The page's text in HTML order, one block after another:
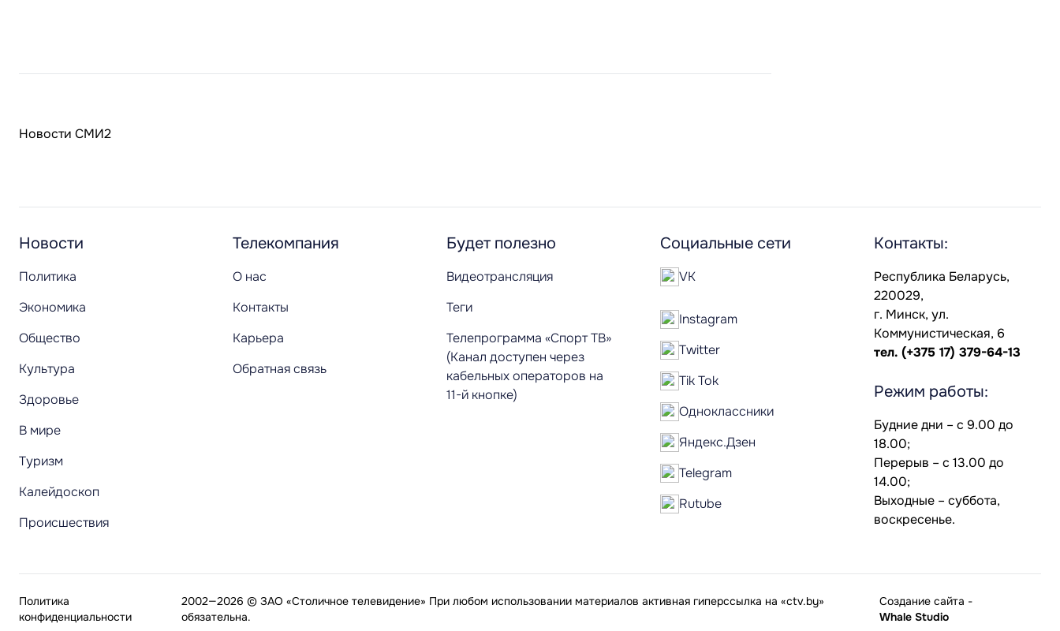
Новости СМИ2
Новости
Политика
Экономика
Общество
Культура
Здоровье
В мире
Туризм
Калейдоскоп
Происшествия
Телекомпания
О нас
Контакты
Карьера
Обратная связь
Будет полезно
Видеотрансляция
Теги
Телепрограмма «Спорт ТВ»
(Канал доступен через
кабельных операторов на
11-й кнопке)
Социальные сети
VK
Instagram
Twitter
Tik Tok
Одноклассники
Яндекс.Дзен
Telegram
Rutube
Контакты:
Республика Беларусь,
220029,
г. Минск, ул.
Коммунистическая, 6
тел. (+375 17) 379-64-13
Режим работы:
Будние дни – с 9.00 до
18.00;
Перерыв – с 13.00 до
14.00;
Выходные – суббота,
воскресенье.
2002—2026 © ЗАО «Столичное телевидение» При любом использовании материалов активная гиперссылка на «ctv.by»
обязательна.
Политика
конфиденциальности
Создание сайта -
Whale Studio